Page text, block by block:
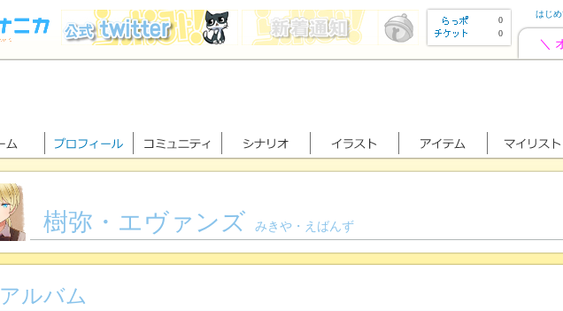
0
0
はじ
＼
樹弥・エヴァンズ みきや・えばんず
アルバム